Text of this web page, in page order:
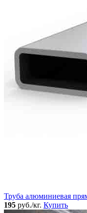
Труба алюминиевая
195 руб./кг. Купить